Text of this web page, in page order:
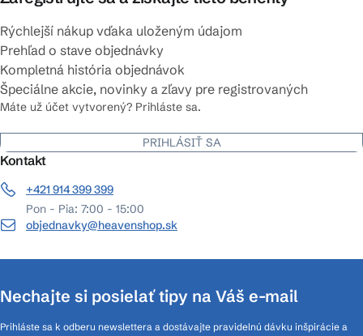
Rýchlejší nákup vďaka uloženým údajom
Prehľad o stave objednávky
Kompletná história objednávok
Špeciálne akcie, novinky a zľavy pre registrovaných
Máte už účet vytvorený? Prihláste sa.
PRIHLÁSIŤ SA
Kontakt
+421 914 399 399
Pon - Pia: 7:00 - 15:00
objednavky@heavenshop.sk
Nechajte si posielať tipy na Váš e-mail
Prihláste sa k odberu newslettera a dostávajte pravidelnú dávku inšpirácie a